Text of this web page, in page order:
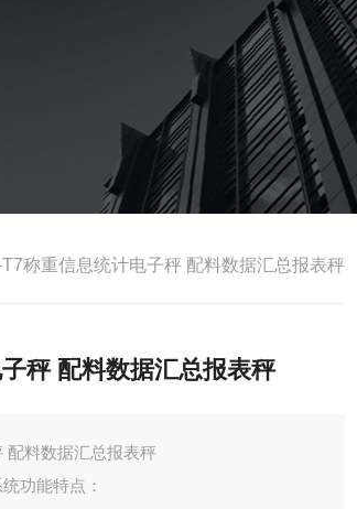
称重信息统计电子秤 配料数据汇总报表秤
秤 配料数据汇总报表秤
配料数据汇总报表秤
功能特点：